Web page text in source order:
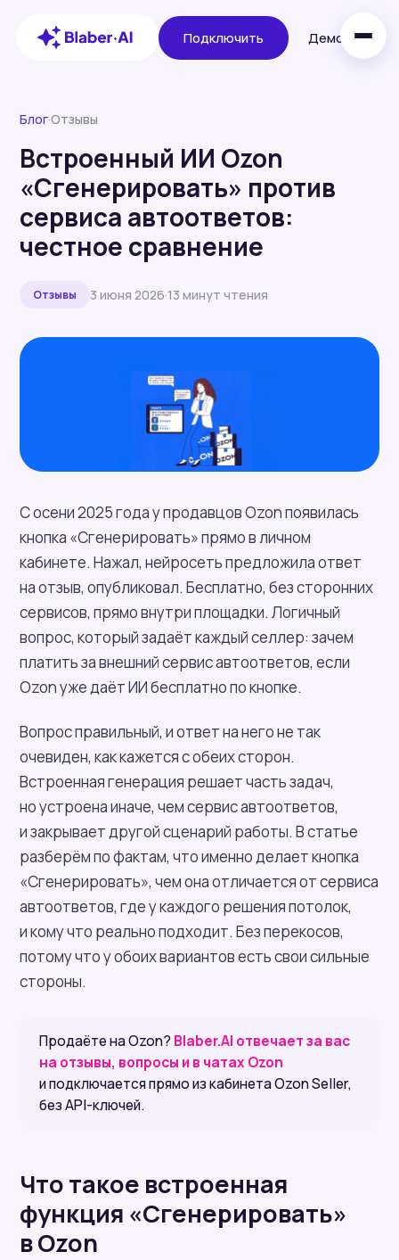
Подключить Демо
Блог·Отзывы
Встроенный ИИ Ozon
«Сгенерировать» против
сервиса автоответов:
честное сравнение
Отзывы 3 июня 2026·13 минут чтения
С осени 2025 года у продавцов Ozon появилась
кнопка «Сгенерировать» прямо в личном
кабинете. Нажал, нейросеть предложила ответ
на отзыв, опубликовал. Бесплатно, без сторонних
сервисов, прямо внутри площадки. Логичный
вопрос, который задаёт каждый селлер: зачем
платить за внешний сервис автоответов, если
Ozon уже даёт ИИ бесплатно по кнопке.
Вопрос правильный, и ответ на него не так
очевиден, как кажется с обеих сторон.
Встроенная генерация решает часть задач,
но устроена иначе, чем сервис автоответов,
и закрывает другой сценарий работы. В статье
разберём по фактам, что именно делает кнопка
«Сгенерировать», чем она отличается от сервиса
автоответов, где у каждого решения потолок,
и кому что реально подходит. Без перекосов,
потому что у обоих вариантов есть свои сильные
стороны.
Продаёте на Ozon?Blaber.AI отвечает за вас
на отзывы, вопросы и в чатах Ozon
и подключается прямо из кабинета Ozon Seller,
без API-ключей.
Что такое встроенная
функция «Сгенерировать»
в Ozon